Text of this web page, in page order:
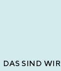
DAS SIND WIR